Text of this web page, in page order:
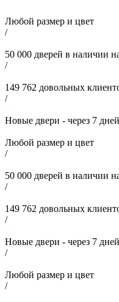
Любой размер и цвет
/
50 000 дверей в наличии
/
149 762 довольных
/
Новые двери - через 7
Любой размер и цвет
/
50 000 дверей в наличии
/
149 762 довольных
/
Новые двери - через 7
/
Любой размер и цвет
/